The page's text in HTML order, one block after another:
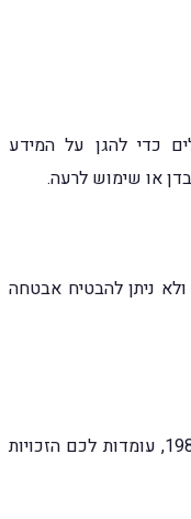
כדי להגן על המידע
או שימוש לרעה.
ניתן להבטיח אבטחה
בהתאם לחוק הגנת הפרטיות, התשמ"א-1981, עומדות לכם הזכויות